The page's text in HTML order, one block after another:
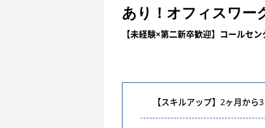
あり！オフィスワー
【未経験×第二新卒歓迎】コールセ
【スキルアップ】2ヶ月から